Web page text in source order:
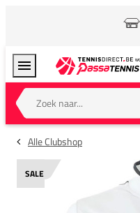
Zoek naar...
Alle Clubshop
SALE